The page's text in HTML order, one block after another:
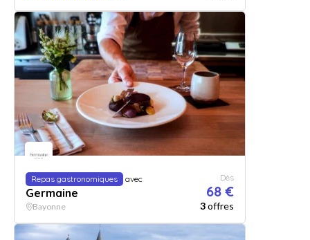
Repas gastronomiques avec
Germaine
Dès
68 €
Bayonne 3offres